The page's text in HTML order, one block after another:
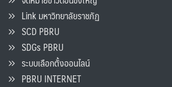
Link มหาวิทยาลัยราชภัฏ
SCD PBRU
SDGs PBRU
ระบบเลือกตั้งออนไลน์
PBRU INTERNET